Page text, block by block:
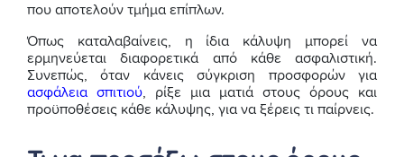
που αποτελούν τμήμα επίπλων.
Όπως καταλαβαίνεις, η ίδια κάλυψη μπορεί να
ερμηνεύεται διαφορετικά από κάθε ασφαλιστική.
Συνεπώς, όταν κάνεις σύγκριση προσφορών για
ασφάλεια σπιτιού , ρίξε μια ματιά στους όρους και
προϋποθέσεις κάθε κάλυψης, για να ξέρεις τι παίρνεις.